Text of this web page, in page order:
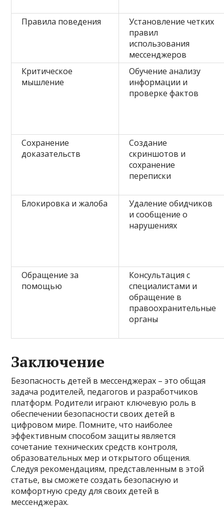
Правила поведения
Установление четких
правил
использования
мессенджеров
Критическое
мышление
Обучение анализу
информации и
проверке фактов
Сохранение
доказательств
Создание
скриншотов и
сохранение
переписки
Блокировка и жалоба
Удаление обидчиков
и сообщение о
нарушениях
Обращение за
помощью
Консультация с
специалистами и
обращение в
правоохранительные
органы
Заключение
Безопасность детей в мессенджерах – это общая
задача родителей, педагогов и разработчиков
платформ. Родители играют ключевую роль в
обеспечении безопасности своих детей в
цифровом мире. Помните, что наиболее
эффективным способом защиты является
сочетание технических средств контроля,
образовательных мер и открытого общения.
Следуя рекомендациям, представленным в этой
статье, вы сможете создать безопасную и
комфортную среду для своих детей в
мессенджерах.